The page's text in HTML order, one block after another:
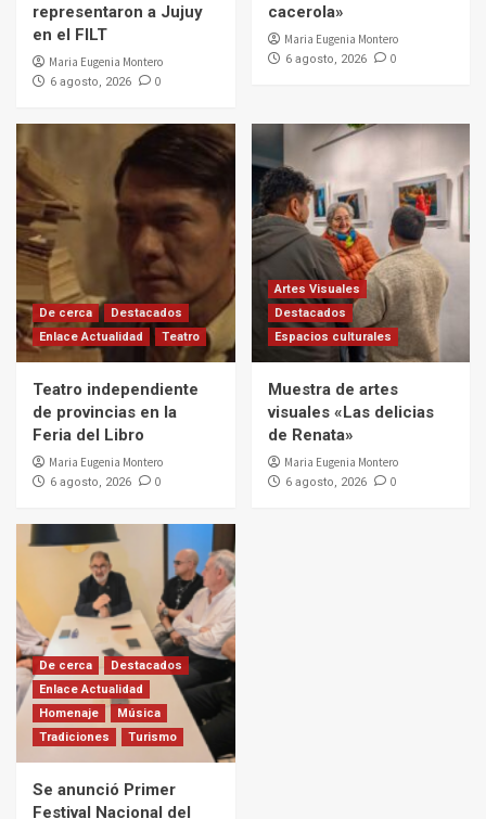
representaron a Jujuy
en el FILT
Maria Eugenia Montero
6 agosto, 2026 0
cacerola»
Maria Eugenia Montero
6 agosto, 2026 0
De cerca
Destacados
Enlace Actualidad
Teatro
Teatro independiente
de provincias en la
Feria del Libro
Maria Eugenia Montero
6 agosto, 2026 0
Artes Visuales
Destacados
Espacios culturales
Muestra de artes
visuales «Las delicias
de Renata»
Maria Eugenia Montero
6 agosto, 2026 0
De cerca
Destacados
Enlace Actualidad
Homenaje
Música
Tradiciones
Turismo
Se anunció Primer
Festival Nacional del